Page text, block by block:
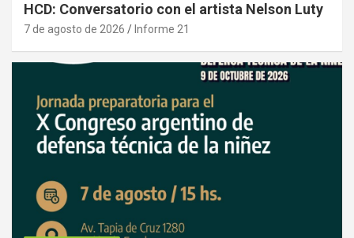
HCD: Conversatorio con el artista Nelson Luty
7 de agosto de 2026 Informe 21